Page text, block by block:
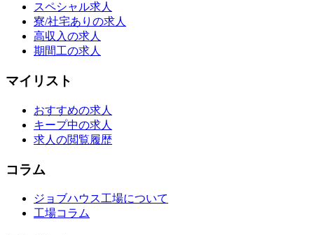
スペシャル求人
寮/社宅ありの求人
高収入の求人
期間工の求人
マイリスト
おすすめの求人
キープ中の求人
求人の閲覧履歴
コラム
ジョブハウス工場について
工場コラム